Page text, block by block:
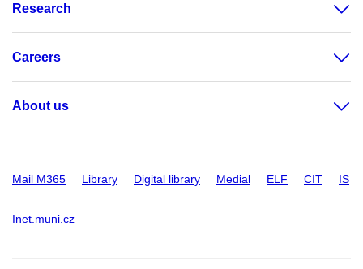
Research
Careers
About us
Mail M365 Library Digital library Medial ELF CIT IS
Inet.muni.cz